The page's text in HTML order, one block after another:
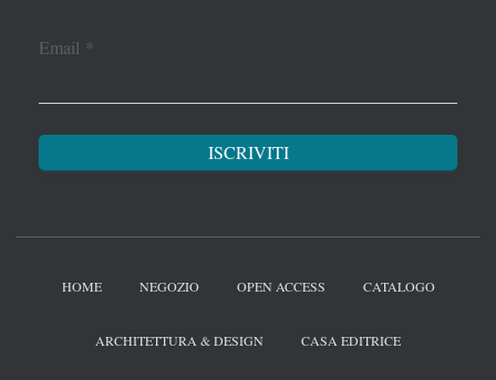
Email *
HOME NEGOZIO OPEN ACCESS CATALOGO
ARCHITETTURA & DESIGN CASA EDITRICE